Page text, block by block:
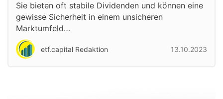
Sie bieten oft stabile Dividenden und können eine
gewisse Sicherheit in einem unsicheren
Marktumfeld…
etf.capital Redaktion 13.10.2023